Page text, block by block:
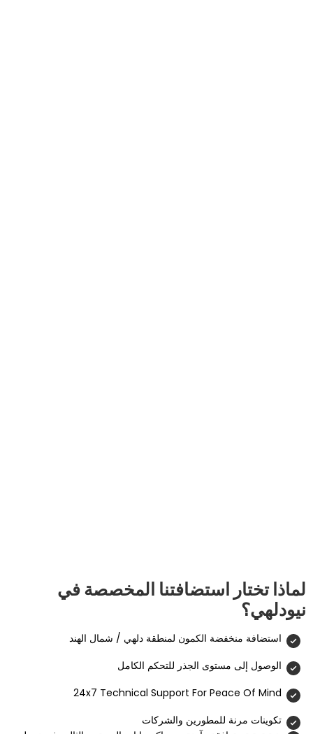
استضافتنا المخصصة في
الكمون لمنطقة دلهي / شمال الهند
مستوى الجذر للتحكم الكامل
24x7 Technical Support For
للمطورين والشركات